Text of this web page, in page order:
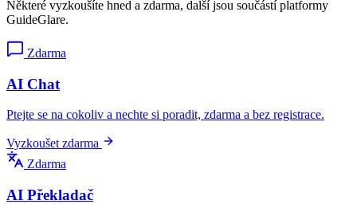
Některé vyzkoušíte hned a zdarma, další jsou součástí platformy
GuideGlare.
Zdarma
AI Chat
Ptejte se na cokoliv a nechte si poradit, zdarma a bez registrace.
Vyzkoušet zdarma
Zdarma
AI Překladač